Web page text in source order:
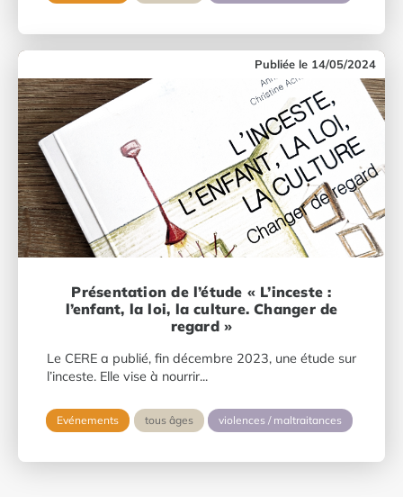
14/05/2024
Présentation de l’étude « L’inceste :
l’enfant, la loi, la culture. Changer de
regard »
Le CERE a publié, fin décembre 2023, une étude sur
l’inceste. Elle vise à nourrir...
Evénements tous âges violences / maltraitances